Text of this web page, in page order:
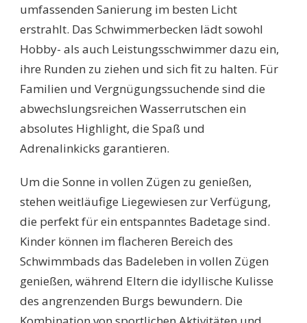
umfassenden Sanierung im besten Licht
erstrahlt. Das Schwimmerbecken lädt sowohl
Hobby- als auch Leistungsschwimmer dazu ein,
ihre Runden zu ziehen und sich fit zu halten. Für
Familien und Vergnügungssuchende sind die
abwechslungsreichen Wasserrutschen ein
absolutes Highlight, die Spaß und
Adrenalinkicks garantieren.
Um die Sonne in vollen Zügen zu genießen,
stehen weitläufige Liegewiesen zur Verfügung,
die perfekt für ein entspanntes Badetage sind.
Kinder können im flacheren Bereich des
Schwimmbads das Badeleben in vollen Zügen
genießen, während Eltern die idyllische Kulisse
des angrenzenden Burgs bewundern. Die